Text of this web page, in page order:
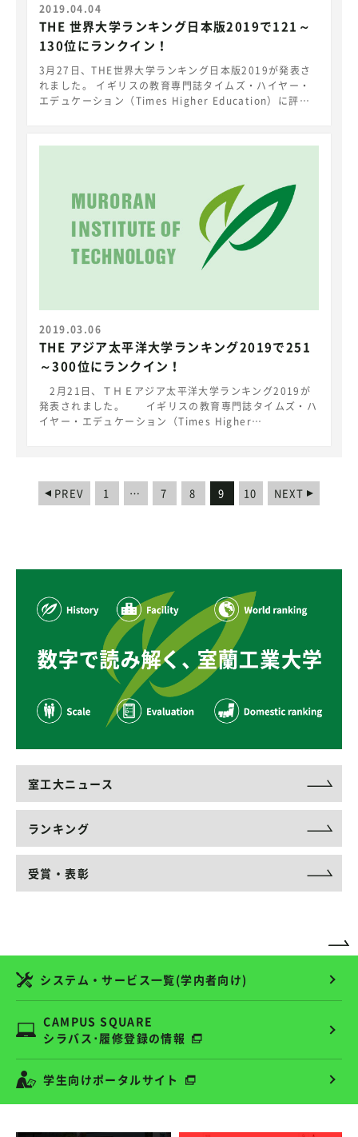
2019.04.04
THE 世界大学ランキング日本版2019で121～
130位にランクイン！
3月27日、THE世界大学ランキング日本版2019が発表さ
れました。 イギリスの教育専門誌タイムズ・ハイヤー・
エデュケーション（Times Higher Education）に評価
位にランクインしました。
１．どれだけ充実した教育が行われている可能性がある
か、２．どれだけ教育への期待が実現されているか、３．
どれだけ卒業生が活躍しているか、４．どれだけ国際的な
教育環境になっているか、という4つの分野の指標に基づ
いて決定されています。また、世界版が「研究力」に比重
を置いた調査であるのに対し、日本版は日本の大学の使命
が社会で活躍していることを高く評価されました。 室蘭
工業大学は工業大学としての教員の確かな研究力と
30,000人余の同窓生の活躍を実績として教育改革を進
め、地域にそして世界に貢献できる理工系学生の育成に邁
進します。
2019.03.06
THE アジア太平洋大学ランキング2019で251
～300位にランクイン！
2月21日、ＴＨＥアジア太平洋大学ランキング2019が
発表されました。 イギリスの教育専門誌タイムズ・ハ
イヤー・エデュケーション（Times Higher
総合65-90位に相当（国公私立大学数782校）※本学独自
の分析による）にランクインしました。
に、教育、研究、論文の被引用数、産学連携、国際性の多
様な指標に基づいて決定されており、本学は今年初めてラ
ンクインしました。 （日本国内からは103大学がランク
インしました。） 室蘭工業大学は工業大学としての研
究力と30,000余の同窓生の活躍を実績として教育改革を
進め、地域にそして世界に貢献できる理工系学生の育成に
邁進します。
PREV 1 … 7 8 9 10 NEXT
室工大ニュース
ランキング
受賞・表彰
システム・サービス一覧(学内者向け)
CAMPUS SQUARE
シラバス･履修登録の情報
学生向けポータルサイト